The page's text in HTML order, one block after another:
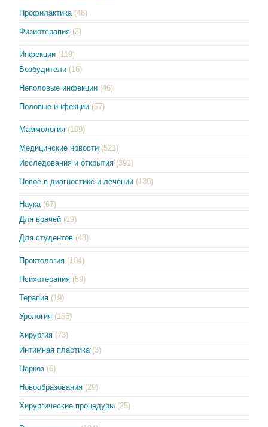
Профилактика (46)
Физиотерапия (3)
Инфекции (119)
Возбудители (16)
Неполовые инфекции (46)
Половые инфекции (57)
Маммология (109)
Медицинские новости (521)
Исследования и открытия (391)
Новое в диагностике и лечении (130)
Наука (67)
Для врачей (19)
Для студентов (48)
Проктология (104)
Психотерапия (59)
Терапия (19)
Урология (165)
Хирургия (73)
Интимная пластика (3)
Наркоз (6)
Новообразования (29)
Хирургические процедуры (25)